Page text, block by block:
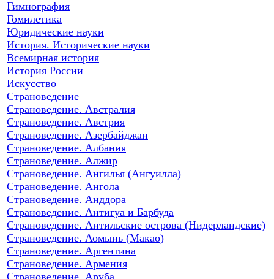
Гимнография
Гомилетика
Юридические науки
История. Исторические науки
Всемирная история
История России
Искусство
Страноведение
Страноведение. Австралия
Страноведение. Австрия
Страноведение. Азербайджан
Страноведение. Албания
Страноведение. Алжир
Страноведение. Ангилья (Ангуилла)
Страноведение. Ангола
Страноведение. Анддора
Страноведение. Антигуа и Барбуда
Страноведение. Антильские острова (Нидерландские)
Страноведение. Аомынь (Макао)
Страноведение. Аргентина
Страноведение. Армения
Страноведение. Аруба